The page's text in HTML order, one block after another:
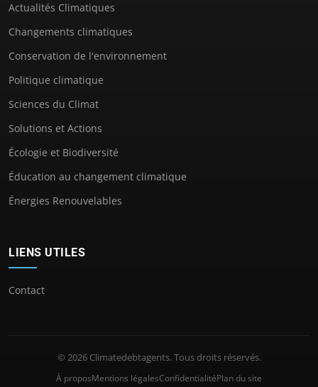
Actualités Climatiques
Changements climatiques
Conservation de l'environnement
Politique climatique
Sciences du Climat
Solutions et Actions
Écologie et Biodiversité
Éducation au changement climatique
Énergies Renouvelables
LIENS UTILES
Contact
© 2026 Climatedebtagents. Tous droits réservés.
À proposMentions légalesConfidentialitéPlan du site